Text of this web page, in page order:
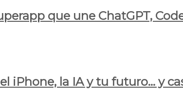
que une ChatGPT,
iPhone, la IA y tu futuro… y